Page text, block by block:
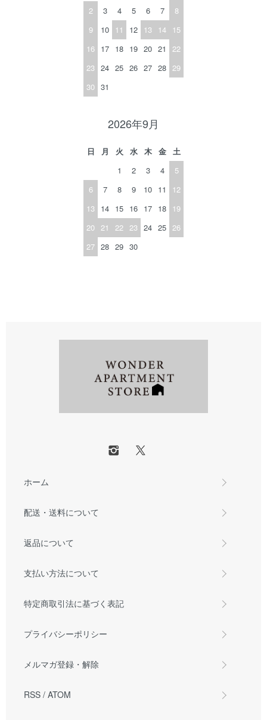
2
3 4 5 6 7
8
9
10 11 12 13 14
15
16 17 18 19 20 21
22
23 24 25 26 27 28 29
30 31
2026年9月
日 月 火 水 木 金
土
1
2 3 4
5
6
7 8 9 10 11
12
13
14 15 16 17 18
19
20 21 22 23 24 25 26
27 28 29 30
ホーム
配送・送料について
返品について
支払い方法について
特定商取引法に基づく表記
プライバシーポリシー
メルマガ登録・解除
RSS / ATOM